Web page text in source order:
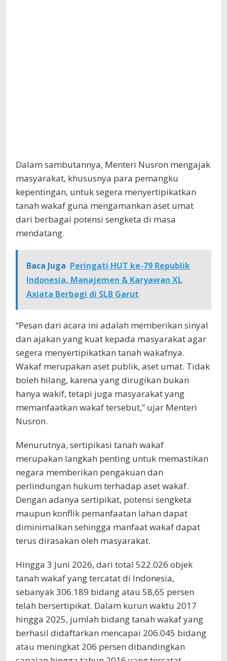
Dalam sambutannya, Menteri Nusron mengajak
masyarakat, khususnya para pemangku
kepentingan, untuk segera menyertipikatkan
tanah wakaf guna mengamankan aset umat
dari berbagai potensi sengketa di masa
mendatang.
Baca Juga Peringati HUT ke-79 Republik
Indonesia, Manajemen & Karyawan XL
Axiata Berbagi di SLB Garut
“Pesan dari acara ini adalah memberikan sinyal
dan ajakan yang kuat kepada masyarakat agar
segera menyertipikatkan tanah wakafnya.
Wakaf merupakan aset publik, aset umat. Tidak
boleh hilang, karena yang dirugikan bukan
hanya wakif, tetapi juga masyarakat yang
memanfaatkan wakaf tersebut,” ujar Menteri
Nusron.
Menurutnya, sertipikasi tanah wakaf
merupakan langkah penting untuk memastikan
negara memberikan pengakuan dan
perlindungan hukum terhadap aset wakaf.
Dengan adanya sertipikat, potensi sengketa
maupun konflik pemanfaatan lahan dapat
diminimalkan sehingga manfaat wakaf dapat
terus dirasakan oleh masyarakat.
Hingga 3 Juni 2026, dari total 522.026 objek
tanah wakaf yang tercatat di Indonesia,
sebanyak 306.189 bidang atau 58,65 persen
telah bersertipikat. Dalam kurun waktu 2017
hingga 2025, jumlah bidang tanah wakaf yang
berhasil didaftarkan mencapai 206.045 bidang
atau meningkat 206 persen dibandingkan